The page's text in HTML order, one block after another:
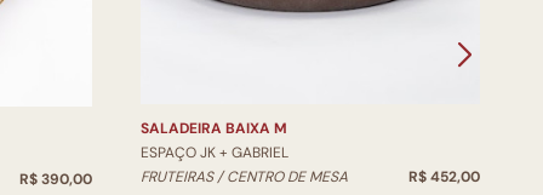
R$ 390,00
SALADEIRA BAIXA M
ESPAÇO JK + GABRIEL
FRUTEIRAS / CENTRO DE MESA
R$ 452,00